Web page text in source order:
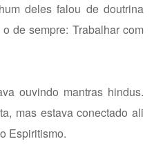
deles falou de doutrina
de sempre: Trabalhar com
ouvindo mantras hindus.
mas estava conectado ali
Espiritismo.